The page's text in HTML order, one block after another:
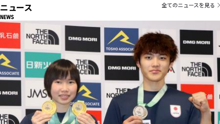
ニュース
NEWS
全てのニュースを見る